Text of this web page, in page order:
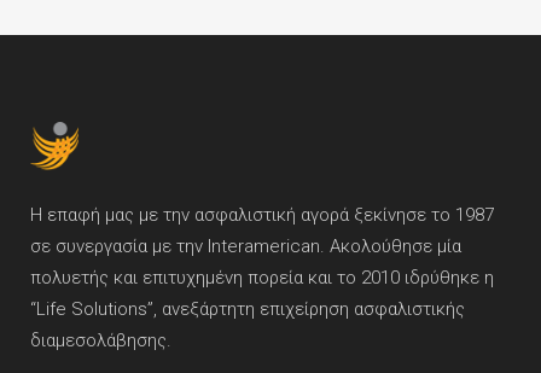
Η επαφή μας με την ασφαλιστική αγορά ξεκίνησε το 1987
σε συνεργασία με την Interamerican. Ακολούθησε μία
πολυετής και επιτυχημένη πορεία και το 2010 ιδρύθηκε η
“Life Solutions”, ανεξάρτητη επιχείρηση ασφαλιστικής
διαμεσολάβησης.